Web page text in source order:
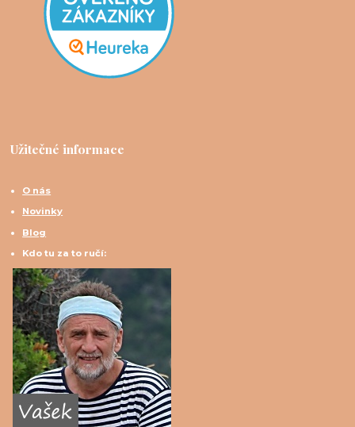
Užitečné informace
O nás
Novinky
Blog
Kdo tu za to ručí: